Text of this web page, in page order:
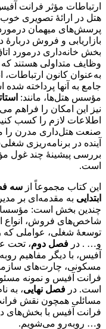
ارتباطات مؤثر فرانت
هتل در ارائۀ تصویری
پرسش‌های میهمان
بازاریابی و فروش
بخش خانه‌داری درمورد
وظایف متداولی هستند
به‌عنوان کانون
جامع به آنها پرداخته
مؤسس هتل‌ها، مانند:
نیز این امکان را فراهم
اطلاعات لازم را کسب
صنعت هتل‌داری مدرن را
آینده در برنامه‌ریزی
بررسی پیشینۀ چند غول
است.
این کتاب مجموعاً از سه
ابتدایی به مقدمه‌ای بر
چندین بخش است:
شاخص‌های فروش، انواع
توسعۀ شغلی، عواملی که
و… . در فصل دوم، تحت
آفیس، با دیگر مفاهیم
مسکونی، چارت‌های
فرانت آفیس و نمونه
است. در فصل نهایی، به
مسائلی همچون نقش
فرانت آفیس با بخش‌های
و… روبه‌رو می‌شویم.